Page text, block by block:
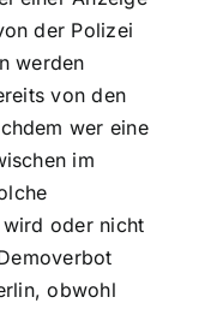
der Polizei
werden
von den
wer eine
im
oder nicht
obwohl